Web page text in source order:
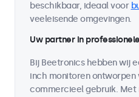
beschikbaar, ideaal voor
veeleisende omgevingen.
Uw partner in
Bij Beetronics hebben wij
inch monitoren ontworpen
commercieel gebruik. Met